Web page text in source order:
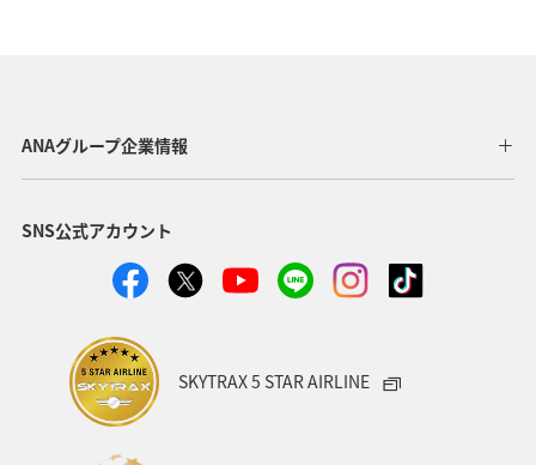
ANAグループ企業情報
SNS公式アカウント
SKYTRAX 5 STAR AIRLINE